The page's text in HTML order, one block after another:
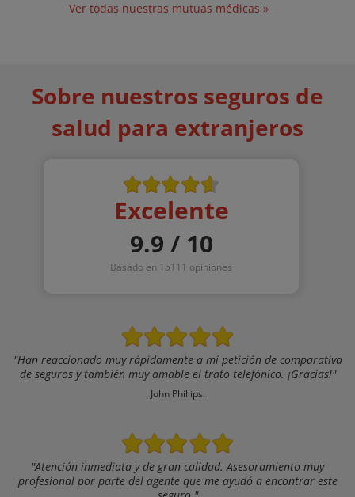
Ver todas nuestras mutuas médicas »
Sobre nuestros seguros de
salud para extranjeros
Excelente
9.9 / 10
Basado en 15111 opiniones
"Han reaccionado muy rápidamente a mí petición de comparativa
de seguros y también muy amable el trato telefónico. ¡Gracias!"
John Phillips.
"Atención inmediata y de gran calidad. Asesoramiento muy
profesional por parte del agente que me ayudó a encontrar este